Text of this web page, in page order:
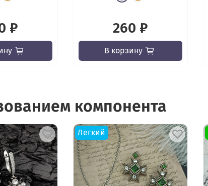
₽ 260 ₽
В корзину
компонента
Легкий